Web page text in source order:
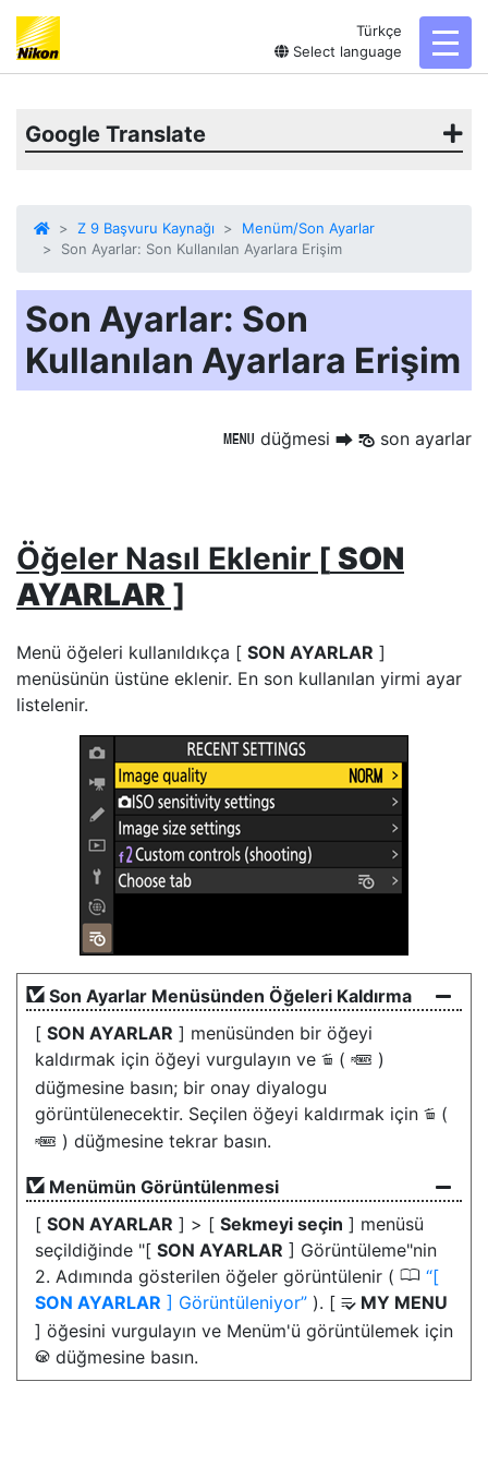
Türkçe
Select language
Google Translate
Z 9 Başvuru Kaynağı
Menüm/Son Ayarlar
Son Ayarlar: Son Kullanılan Ayarlara Erişim
Son Ayarlar: Son
Kullanılan Ayarlara Erişim
G düğmesi U m son ayarlar
Öğeler Nasıl Eklenir [ SON
AYARLAR ]
Menü öğeleri kullanıldıkça [ SON AYARLAR ]
menüsünün üstüne eklenir. En son kullanılan yirmi ayar
listelenir.
Son Ayarlar Menüsünden Öğeleri Kaldırma
[ SON AYARLAR ] menüsünden bir öğeyi
kaldırmak için öğeyi vurgulayın ve O ( Q )
düğmesine basın; bir onay diyalogu
görüntülenecektir. Seçilen öğeyi kaldırmak için O (
Q ) düğmesine tekrar basın.
Menümün Görüntülenmesi
[ SON AYARLAR ] > [ Sekmeyi seçin ] menüsü
seçildiğinde "[ SON AYARLAR ] Görüntüleme"nin
2. Adımında gösterilen öğeler görüntülenir ( 0 [
SON AYARLAR ] Görüntüleniyor ). [ O MY MENU
] öğesini vurgulayın ve Menüm'ü görüntülemek için
J düğmesine basın.